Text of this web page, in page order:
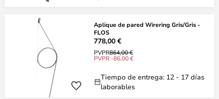
Aplique de pared Wirering Gris/Gris -
FLOS
778,00 €
PVPR864,00 €
PVPR -86,00 €
Tiempo de entrega: 12 - 17 días
laborables